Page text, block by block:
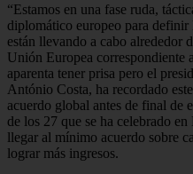
“Estamos en una fase ruda,
diplomático europeo para definir
están llevando a cabo alrededor
Unión Europea correspondiente
aparenta tener prisa pero el
António Costa, ha recordado
acuerdo global antes de final de
de los 27 que se ha celebrado
llegar al mínimo acuerdo sobre
lograr más ingresos.